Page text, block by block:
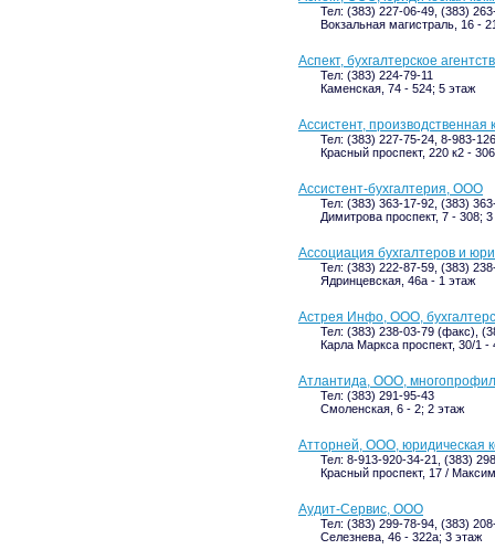
Тел: (383) 227-06-49, (383)
Вокзальная магистраль, 16 -
Аспект, бухгалтерское
Тел: (383) 224-79-11
Каменская, 74 - 524; 5 этаж
Ассистент, производственная
Тел: (383) 227-75-24, 8-983-
Красный проспект, 220 к2 -
Ассистент-бухгалтерия, ООО
Тел: (383) 363-17-92, (383)
Димитрова проспект, 7 - 308;
Ассоциация бухгалтеров и
Тел: (383) 222-87-59, (383)
Ядринцевская, 46а - 1 этаж
Астрея Инфо, ООО,
Тел: (383) 238-03-79 (факс),
Карла Маркса проспект, 30/1 -
Атлантида, ООО,
Тел: (383) 291-95-43
Смоленская, 6 - 2; 2 этаж
Атторней, ООО, юридическая
Тел: 8-913-920-34-21, (383)
Красный проспект, 17 /
Аудит-Сервис, ООО
Тел: (383) 299-78-94, (383)
Селезнева, 46 - 322а; 3 этаж